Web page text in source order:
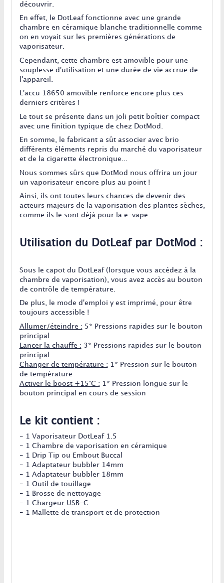
découvrir.
En effet, le DotLeaf fonctionne avec une grande
chambre en céramique blanche traditionnelle comme
on en voyait sur les premières générations de
vaporisateur.
Cependant, cette chambre est amovible pour une
souplesse d'utilisation et une durée de vie accrue de
l'appareil.
L'accu 18650 amovible renforce encore plus ces
derniers critères !
Le tout se présente dans un joli petit boîtier compact
avec une finition typique de chez DotMod.
En somme, le fabricant a sût associer avec brio
différents éléments repris du marché du vaporisateur
et de la cigarette électronique...
Nous sommes sûrs que DotMod nous offrira un jour
un vaporisateur encore plus au point !
Ainsi, ils ont toutes leurs chances de devenir des
acteurs majeurs de la vaporisation des plantes sèches,
comme ils le sont déjà pour la e-vape.
Utilisation du DotLeaf par DotMod :
Sous le capot du DotLeaf (lorsque vous accédez à la
chambre de vaporisation), vous avez accès au bouton
de contrôle de température.
De plus, le mode d'emploi y est imprimé, pour être
toujours accessible !
Allumer/éteindre : 5* Pressions rapides sur le bouton
principal
Lancer la chauffe : 3* Pressions rapides sur le bouton
principal
Changer de température : 1* Pression sur le bouton
de température
Activer le boost +15°C : 1* Pression longue sur le
bouton principal en cours de session
Le kit contient :
- 1 Vaporisateur DotLeaf 1.5
- 1 Chambre de vaporisation en céramique
- 1 Drip Tip ou Embout Buccal
- 1 Adaptateur bubbler 14mm
- 1 Adaptateur bubbler 18mm
- 1 Outil de touillage
- 1 Brosse de nettoyage
- 1 Chargeur USB-C
- 1 Mallette de transport et de protection